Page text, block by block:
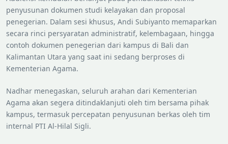
penyusunan dokumen studi kelayakan dan proposal
penegerian. Dalam sesi khusus, Andi Subiyanto memaparkan
secara rinci persyaratan administratif, kelembagaan, hingga
contoh dokumen penegerian dari kampus di Bali dan
Kalimantan Utara yang saat ini sedang berproses di
Kementerian Agama.
Nadhar menegaskan, seluruh arahan dari Kementerian
Agama akan segera ditindaklanjuti oleh tim bersama pihak
kampus, termasuk percepatan penyusunan berkas oleh tim
internal PTI Al-Hilal Sigli.